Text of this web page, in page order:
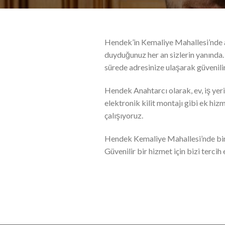
Hendek’in Kemaliye
duyduğunuz her an sizlerin
sürede adresinize ulaşarak
Hendek Anahtarcı olarak, ev, iş
elektronik kilit montajı gibi ek
çalışıyoruz.
Hendek Kemaliye Mahallesi’nde
Güvenilir bir hizmet için bizi tercih